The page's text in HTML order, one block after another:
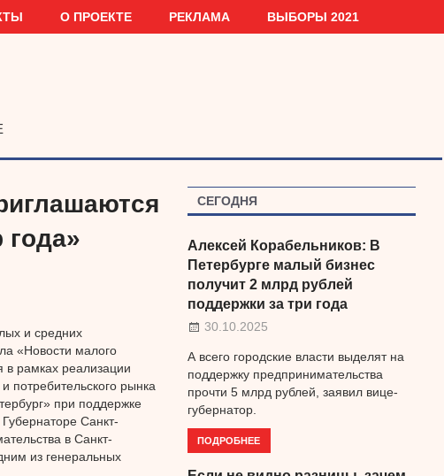
О ПРОЕКТЕ РЕКЛАМА ВЫБОРЫ 2021
года»
и средних
«Новости малого
в рамках реализации
потребительского рынка
при поддержке
Санкт-
в Санкт-
из генеральных
СЕГОДНЯ
Алексей Корабельников: В
Петербурге малый бизнес
получит 2 млрд рублей
поддержки за три года
30.10.2025
А всего городские власти выделят на
поддержку предпринимательства
прочти 5 млрд рублей, заявил вице-
губернатор.
ПОДРОБНЕЕ